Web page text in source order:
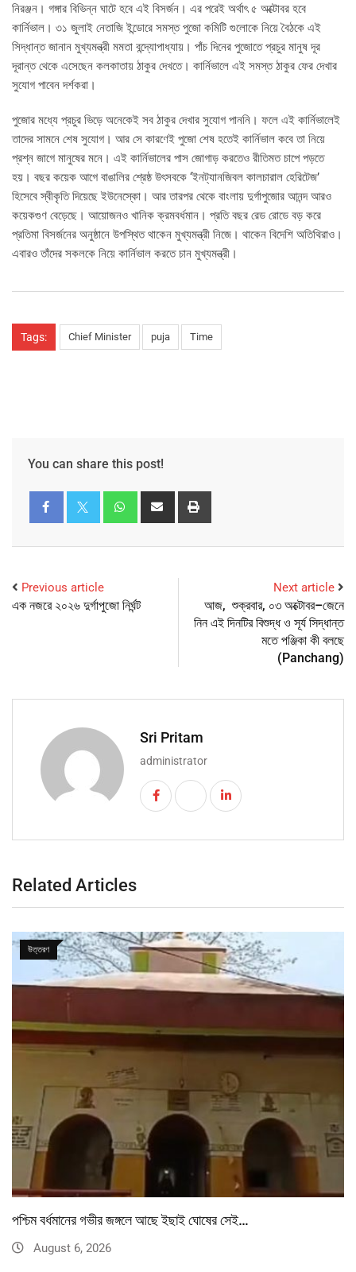
নিরঞ্জন। গঙ্গার বিভিন্ন ঘাটে হবে এই বিসর্জন। এর পরেই অর্থাৎ ৫ অক্টোবর হবে
কার্নিভাল। ৩১ জুলাই নেতাজি ইন্ডোরে সমস্ত পুজো কমিটি গুলোকে নিয়ে বৈঠকে এই
সিদ্ধান্ত জানান মুখ্যমন্ত্রী মমতা বন্দ্যোপাধ্যায়। পাঁচ দিনের পুজোতে প্রচুর মানুষ দূর
দূরান্ত থেকে এসেছেন কলকাতায় ঠাকুর দেখতে। কার্নিভালে এই সমস্ত ঠাকুর ফের দেখার
সুযোগ পাবেন দর্শকরা।
পুজোর মধ্যে প্রচুর ভিড়ে অনেকেই সব ঠাকুর দেখার সুযোগ পাননি। ফলে এই কার্নিভালেই
তাদের সামনে শেষ সুযোগ। আর সে কারণেই পুজো শেষ হতেই কার্নিভাল কবে তা নিয়ে
প্রশ্ন জাগে মানুষের মনে। এই কার্নিভালের পাস জোগাড় করতেও রীতিমত চাপে পড়তে
হয়। বছর কয়েক আগে বাঙালির শ্রেষ্ঠ উৎসবকে ‘ইনট্যানজিবল কালচারাল হেরিটেজ’
হিসেবে স্বীকৃতি দিয়েছে ইউনেস্কো। আর তারপর থেকে বাংলায় দুর্গাপুজোর আনন্দ আরও
কয়েকগুণ বেড়েছে। আয়োজনও খানিক ক্রমবর্ধমান। প্রতি বছর রেড রোডে বড় করে
প্রতিমা বিসর্জনের অনুষ্ঠানে উপস্থিত থাকেন মুখ্যমন্ত্রী নিজে। থাকেন বিদেশি অতিথিরাও।
এবারও তাঁদের সকলকে নিয়ে কার্নিভাল করতে চান মুখ্যমন্ত্রী।
Tags: Chief Minister puja Time
You can share this post!
Previous article
এক নজরে ২০২৬ দুর্গাপুজো নির্ঘন্ট
Next article
আজ, শুক্রবার, ০৩ অক্টোবর–জেনে
নিন এই দিনটির বিশুদ্ধ ও সূর্য সিদ্ধান্ত
মতে পঞ্জিকা কী বলছে
(Panchang)
Sri Pritam
administrator
Related Articles
উত্তরণ
পশ্চিম বর্ধমানের গভীর জঙ্গলে আছে ইছাই ঘোষের সেই…
August 6, 2026